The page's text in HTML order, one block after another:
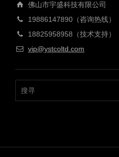
佛山市宇盛科技有限公司
19886147890（咨询热线）
18825958958（技术支持）
vip@ystcoltd.com